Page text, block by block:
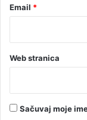
Email *
Web stranica
Sačuvaj moje